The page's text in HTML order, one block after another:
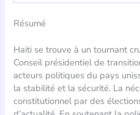
Résumé
Haiti se trouve à un tournant
Conseil présidentiel de
acteurs politiques du pays
la stabilité et la sécurité. La
constitutionnel par des